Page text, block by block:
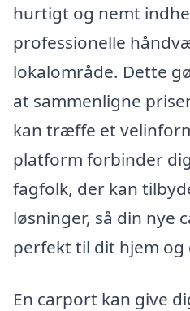
hurtigt og nemt
professionelle
lokalområde. Dette
at sammenligne
kan træffe et
platform forbinder
fagfolk, der kan
løsninger, så din nye
perfekt til dit hjem og
En carport kan give